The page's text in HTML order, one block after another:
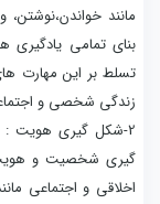
مانند
بنای تمامی
تسلط بر این مهارت
زندگی شخصی و
2-شکل گیری هویت :
گیری شخصیت و هویت
اخلاقی و اجتماعی